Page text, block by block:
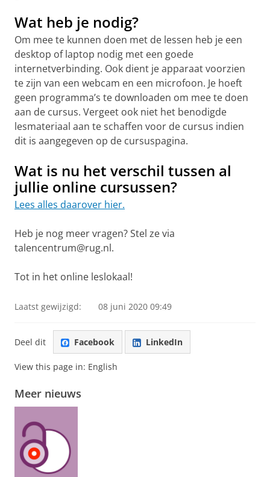
Wat heb je nodig?
Om mee te kunnen doen met de lessen heb je een
desktop of laptop nodig met een goede
internetverbinding. Ook dient je apparaat voorzien
te zijn van een webcam en een microfoon. Je hoeft
geen programma’s te downloaden om mee te doen
aan de cursus. Vergeet ook niet het benodigde
lesmateriaal aan te schaffen voor de cursus indien
dit is aangegeven op de cursuspagina.
Wat is nu het verschil tussen al
jullie online cursussen?
Lees alles daarover hier.
Heb je nog meer vragen? Stel ze via
talencentrum@rug.nl.
Tot in het online leslokaal!
Laatst gewijzigd: 08 juni 2020 09:49
Deel dit Facebook LinkedIn
View this page in: English
Meer nieuws